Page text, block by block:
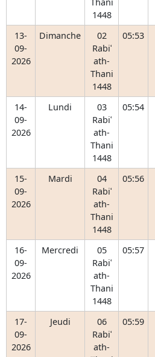
1448
13-
09-
2026
Dimanche
02
Rabiʿ
ath-
Thani
1448
05:53
14-
09-
2026
Lundi
03
Rabiʿ
ath-
Thani
1448
05:54
15-
09-
2026
Mardi
04
Rabiʿ
ath-
Thani
1448
05:56
16-
09-
2026
Mercredi
05
Rabiʿ
ath-
Thani
1448
05:57
17-
09-
2026
Jeudi
06
Rabiʿ
ath-
05:59